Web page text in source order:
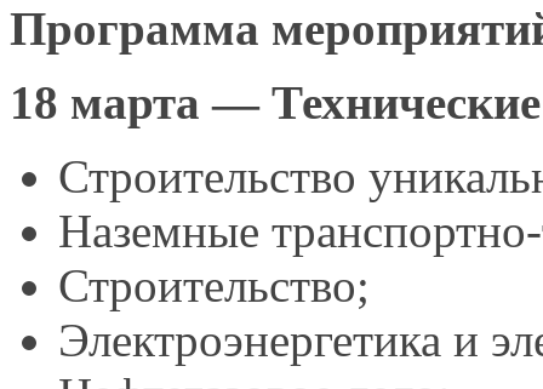
Программа
18 марта —
Строительство
Наземные
Строительство;
Электроэнергетика и